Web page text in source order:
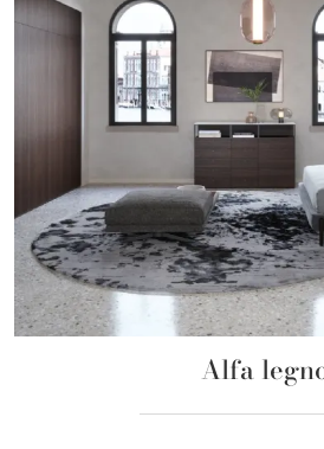
Alfa